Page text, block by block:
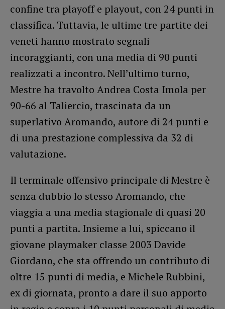
confine tra playoff e playout, con 24 punti in
classifica. Tuttavia, le ultime tre partite dei
veneti hanno mostrato segnali
incoraggianti, con una media di 90 punti
realizzati a incontro. Nell’ultimo turno,
Mestre ha travolto Andrea Costa Imola per
90-66 al Taliercio, trascinata da un
superlativo Aromando, autore di 24 punti e
di una prestazione complessiva da 32 di
valutazione.
Il terminale offensivo principale di Mestre è
senza dubbio lo stesso Aromando, che
viaggia a una media stagionale di quasi 20
punti a partita. Insieme a lui, spiccano il
giovane playmaker classe 2003 Davide
Giordano, che sta offrendo un contributo di
oltre 15 punti di media, e Michele Rubbini,
ex di giornata, pronto a dare il suo apporto